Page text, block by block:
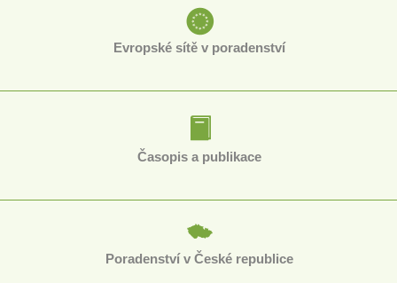
Evropské sítě v poradenství
Časopis a publikace
Poradenství v České republice